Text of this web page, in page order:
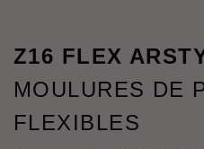
Z16 FLEX
MOULURES DE
FLEXIBLES